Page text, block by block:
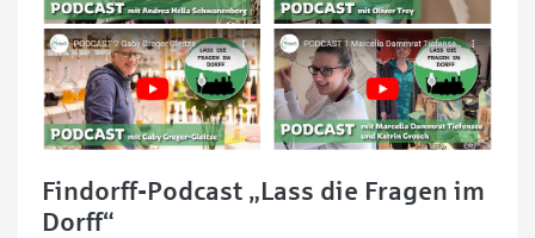
Findorff-Podcast „Lass die Fragen im
Dorff“